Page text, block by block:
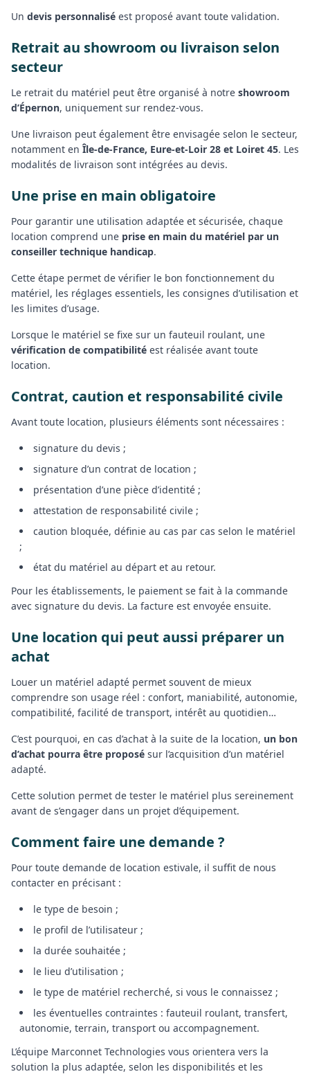
Un devis personnalisé est proposé avant toute validation.
Retrait au showroom ou livraison selon
secteur
Le retrait du matériel peut être organisé à notre showroom
d’Épernon, uniquement sur rendez-vous.
Une livraison peut également être envisagée selon le secteur,
notamment en Île-de-France, Eure-et-Loir 28 et Loiret 45. Les
modalités de livraison sont intégrées au devis.
Une prise en main obligatoire
Pour garantir une utilisation adaptée et sécurisée, chaque
location comprend une prise en main du matériel par un
conseiller technique handicap.
Cette étape permet de vérifier le bon fonctionnement du
matériel, les réglages essentiels, les consignes d’utilisation et
les limites d’usage.
Lorsque le matériel se fixe sur un fauteuil roulant, une
vérification de compatibilité est réalisée avant toute
location.
Contrat, caution et responsabilité civile
Avant toute location, plusieurs éléments sont nécessaires :
signature du devis ;
signature d’un contrat de location ;
présentation d’une pièce d’identité ;
attestation de responsabilité civile ;
caution bloquée, définie au cas par cas selon le matériel
;
état du matériel au départ et au retour.
Pour les établissements, le paiement se fait à la commande
avec signature du devis. La facture est envoyée ensuite.
Une location qui peut aussi préparer un
achat
Louer un matériel adapté permet souvent de mieux
comprendre son usage réel : confort, maniabilité, autonomie,
compatibilité, facilité de transport, intérêt au quotidien…
C’est pourquoi, en cas d’achat à la suite de la location, un bon
d’achat pourra être proposé sur l’acquisition d’un matériel
adapté.
Cette solution permet de tester le matériel plus sereinement
avant de s’engager dans un projet d’équipement.
Comment faire une demande ?
Pour toute demande de location estivale, il suffit de nous
contacter en précisant :
le type de besoin ;
le profil de l’utilisateur ;
la durée souhaitée ;
le lieu d’utilisation ;
le type de matériel recherché, si vous le connaissez ;
les éventuelles contraintes : fauteuil roulant, transfert,
autonomie, terrain, transport ou accompagnement.
L’équipe Marconnet Technologies vous orientera vers la
solution la plus adaptée, selon les disponibilités et les